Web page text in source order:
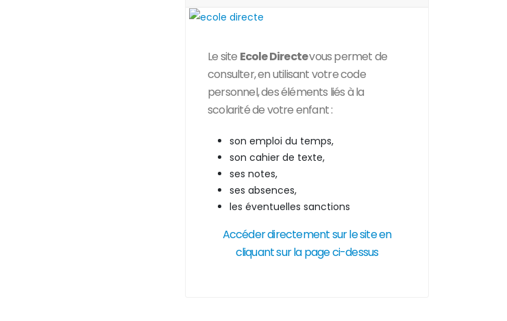
Le site Ecole Directevous permet de
consulter, en utilisant votre code
personnel, deséléments liés à la
scolarité de votre enfant :
son emploi du temps,
son cahier de texte,
ses notes,
ses absences,
les éventuelles sanctions
Accéder directement sur le site en
cliquant sur la page ci-dessus